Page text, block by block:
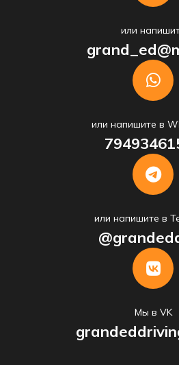
или
или напишите в
или напишите в
Мы в VK